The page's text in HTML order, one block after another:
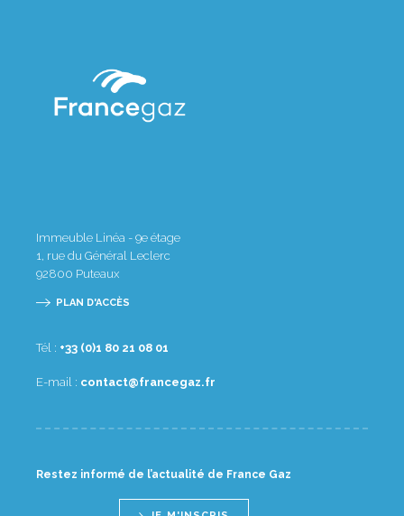
Immeuble Linéa - 9e étage
1, rue du Général Leclerc
92800 Puteaux
PLAN D'ACCÈS
Tél : 10 80 12 08 1(0) 33+
E-mail : rf.zagecnarf@tcatnoc
Restez informé de l’actualité de France Gaz